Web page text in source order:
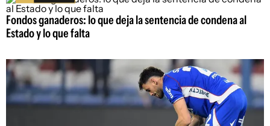
Fondos ganaderos: lo que deja la sentencia de condena al
Estado y lo que falta